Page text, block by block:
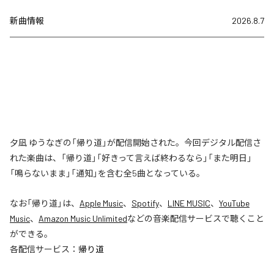
新曲情報 2026.8.7
夕凪 ゆうなぎの「帰り道」が配信開始された。今回デジタル配信さ
れた楽曲は、「帰り道」「好きって言えば終わるなら」「また明日」
「鳴らないまま」「通知」を含む全5曲となっている。
なお「帰り道」は、 Apple Music、 Spotify、 LINE MUSIC、 YouTube
Music、 Amazon Music Unlimitedなどの音楽配信サービスで聴くこと
ができる。
各配信サービス： 帰り道